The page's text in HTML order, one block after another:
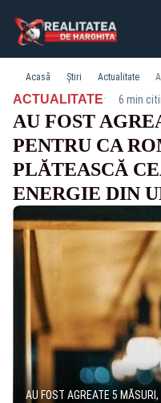
Acasă Știri Actualitate
ACTUALITATE· 6 min
AU FOST
PENTRU CA
PLĂTEASCĂ
ENERGIE DIN
AU FOST AGREATE 5